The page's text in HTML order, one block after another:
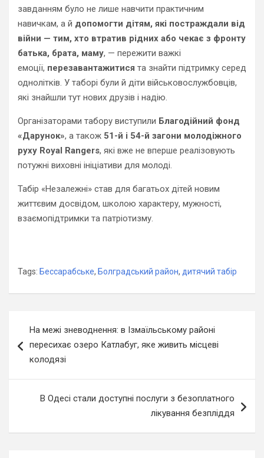
завданням було не лише навчити практичним
навичкам, а й допомогти дітям, які постраждали від
війни — тим, хто втратив рідних або чекає з фронту
батька, брата, маму, — пережити важкі
емоції, перезавантажитися та знайти підтримку серед
однолітків. У таборі були й діти військовослужбовців,
які знайшли тут нових друзів і надію.
Організаторами табору виступили Благодійний фонд
«Дарунок», а також 51-й і 54-й загони молодіжного
руху Royal Rangers, які вже не вперше реалізовують
потужні виховні ініціативи для молоді.
Табір «Незалежні» став для багатьох дітей новим
життєвим досвідом, школою характеру, мужності,
взаємопідтримки та патріотизму.
Tags: Бессарабське, Болградський район, дитячий табір
записів
На межі зневоднення: в Ізмаїльському районі
пересихає озеро Катлабуг, яке живить місцеві
колодязі
В Одесі стали доступні послуги з безоплатного
лікування безпліддя